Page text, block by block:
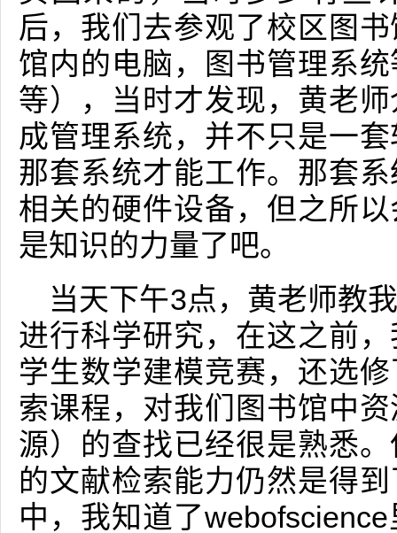
后，我们去参观了校区图
馆内的电脑，图书管理系
等），当时才发现，黄老
成管理系统，并不只是一
那套系统才能工作。那套
相关的硬件设备，但之所
是知识的力量了吧。
当天下午3点，黄老师教
进行科学研究，在这之前
学生数学建模竞赛，还选
索课程，对我们图书馆中
源）的查找已经很是熟悉
的文献检索能力仍然是得
中，我知道了